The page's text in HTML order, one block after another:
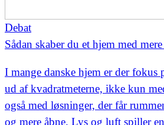
Debat
Sådan skaber du et hjem med
I mange danske hjem er der fokus
ud af kvadratmeterne, ikke kun
også med løsninger, der får
og mere åbne. Lys og luft spiller